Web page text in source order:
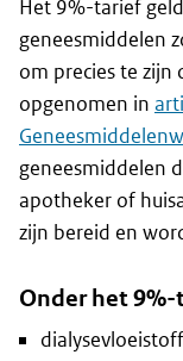
Het 9%-tarief
geneesmiddelen
om precies te zijn
opgenomen in
geneesmiddelen
apotheker of
zijn bereid en
Onder het